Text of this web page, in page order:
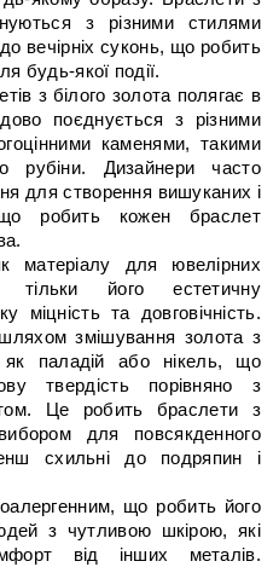
з різними стилями
вечірніх суконь, що робить
будь-якої події.
з білого золота полягає в
поєднується з різними
каменями, такими
рубіни. Дизайнери часто
для створення вишуканих і
що робить кожен браслет
матеріалу для ювелірних
його естетичну
міцність та довговічність.
змішування золота з
паладій або нікель, що
твердість порівняно з
Це робить браслети з
для повсякденного
схильні до подряпин і
що робить його
з чутливою шкірою, які
від інших металів.